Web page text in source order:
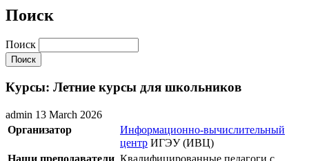
Поиск
Поиск
Курсы: Летние курсы для школьников
admin 13 March 2026
Организатор
Информационно-вычислительный
центр ИГЭУ (ИВЦ)
Наши преподаватели Квалифицированные педагоги с